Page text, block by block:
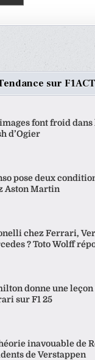
sur
font froid dans
d’Ogier
pose deux
Aston Martin
chez Ferrari,
? Toto Wolff
donne une
sur F1 25
inavouable de
de Verstappen